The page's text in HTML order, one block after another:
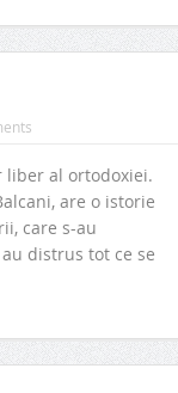
liber al ortodoxiei.
are o istorie
care s-au
distrus tot ce se